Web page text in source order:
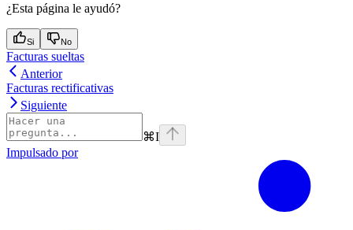
¿Esta página le ayudó?
Si No
Facturas sueltas
Anterior
Facturas rectificativas
Siguiente
⌘I
Impulsado por